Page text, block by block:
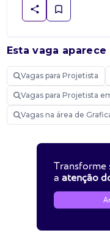
Esta vaga
Vagas para Projetista
Vagas para Projetista
Vagas na área de
Transforme
a atenção